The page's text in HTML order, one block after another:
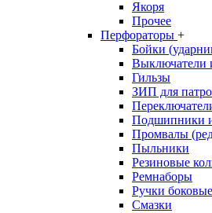
Якоря
Прочее
Перфораторы +
Бойки
Выключатели
Гильзы
ЗИП для
Подшипники
Промвалы
Пыльники
Резиновые
Ремнаборы
Ручки боковые
Смазки